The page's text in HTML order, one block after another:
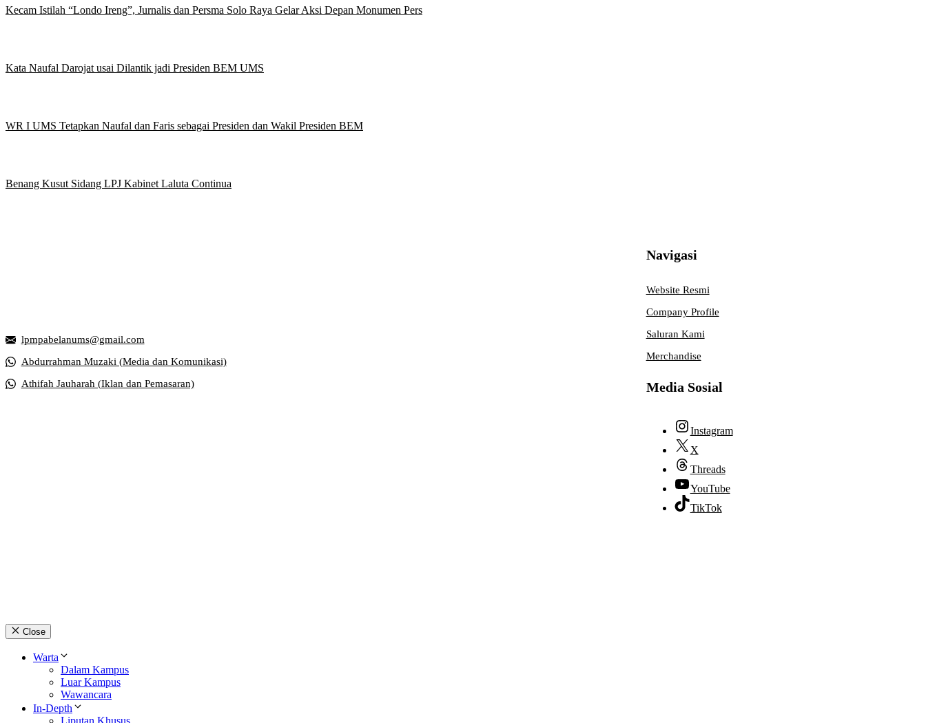
Kecam Istilah “Londo Ireng”, Jurnalis dan Persma Solo Raya Gelar Aksi Depan Monumen Pers
Kata Naufal Darojat usai Dilantik jadi Presiden BEM UMS
WR I UMS Tetapkan Naufal dan Faris sebagai Presiden dan Wakil Presiden BEM
Benang Kusut Sidang LPJ Kabinet Laluta Continua
lpmpabelanums@gmail.com
Abdurrahman Muzaki (Media dan Komunikasi)
Athifah Jauharah (Iklan dan Pemasaran)
Navigasi
Website Resmi
Company Profile
Saluran Kami
Merchandise
Media Sosial
Instagram
X
Threads
YouTube
TikTok
Close
Warta
Dalam Kampus
Luar Kampus
Wawancara
In-Depth